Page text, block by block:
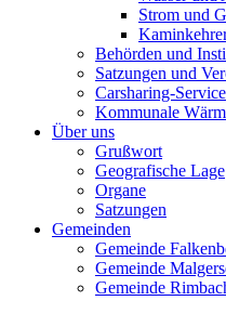
Strom und
Behörden und
Satzungen und
Carsharing-Service
Kommunale
Über uns
Grußwort
Geografische Lage
Organe
Satzungen
Gemeinden
Gemeinde
Gemeinde
Gemeinde